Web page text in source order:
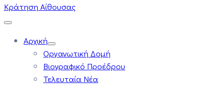
Κράτηση Αίθουσας
Αρχική
Οργανωτική Δομή
Βιογραφικό Προέδρου
Τελευταία Νέα